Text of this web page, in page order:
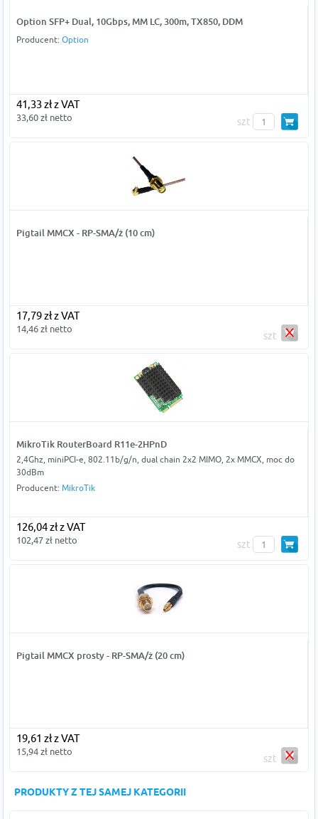
Option SFP+ Dual, 10Gbps, MM LC, 300m, TX850, DDM
Producent: Option
41,33 zł z VAT
33,60 zł netto szt
Pigtail MMCX - RP-SMA/ż (10 cm)
17,79 zł z VAT
14,46 zł netto
szt
MikroTik RouterBoard R11e-2HPnD
2,4Ghz, miniPCI-e, 802.11b/g/n, dual chain 2x2 MIMO, 2x MMCX, moc do
30dBm
Producent: MikroTik
126,04 zł z VAT
102,47 zł netto szt
Pigtail MMCX prosty - RP-SMA/ż (20 cm)
19,61 zł z VAT
15,94 zł netto
szt
PRODUKTY Z TEJ SAMEJ KATEGORII